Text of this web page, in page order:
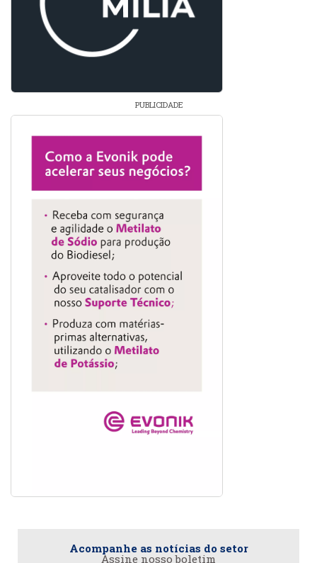
PUBLICIDADE
Acompanhe as notícias do setor
Assine nosso boletim